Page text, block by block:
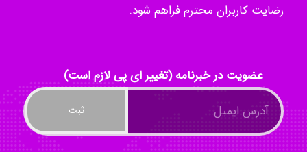
Mohammad
Tavan
رضایت کاربران محترم فراهم شود.
عضویت در خبرنامه (تغییر ای پی لازم است)